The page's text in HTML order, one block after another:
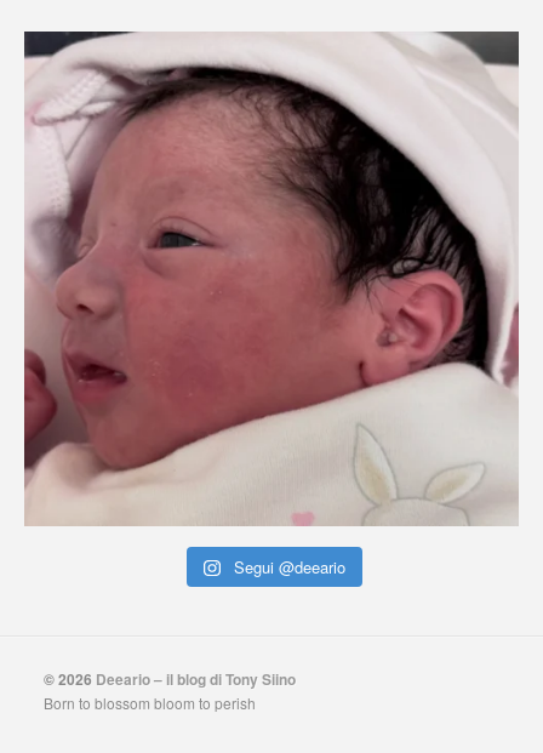
Segui @deeario
© 2026 Deeario – il blog di Tony Siino
Born to blossom bloom to perish